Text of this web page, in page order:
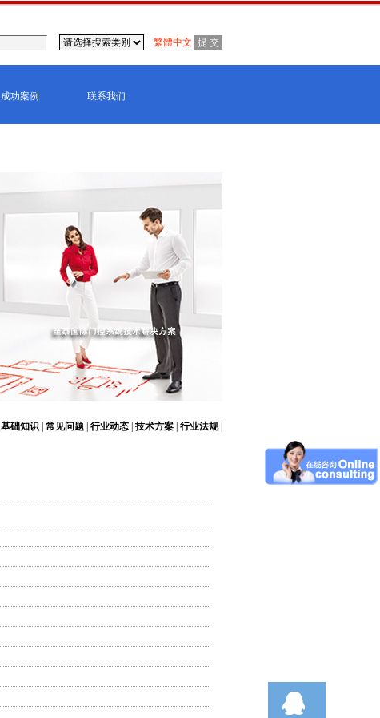
繁體中文
成功案例 联系我们
基础知识 常见问题 行业动态 技术方案 行业法规|